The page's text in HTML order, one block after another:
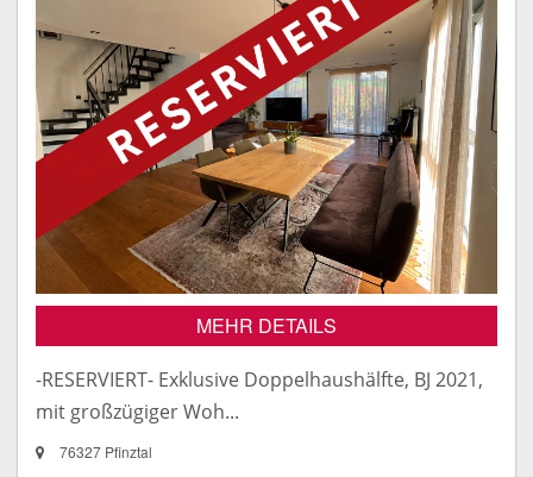
MEHR DETAILS
-RESERVIERT- Exklusive Doppelhaushälfte, BJ 2021,
mit großzügiger Woh...
76327 Pfinztal